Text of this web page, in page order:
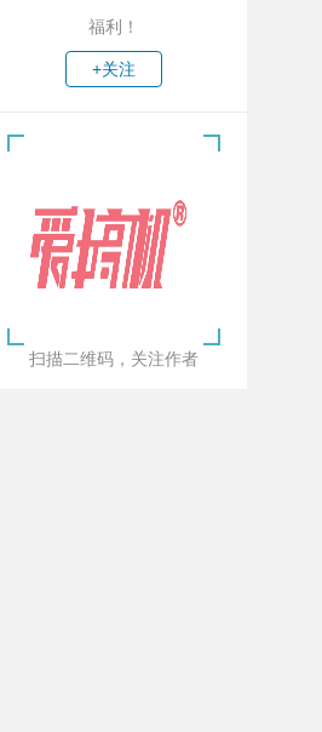
福利！
+关注
扫描二维码，关注作者